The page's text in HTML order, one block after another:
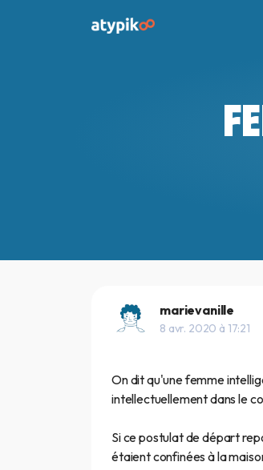
marievanille
8 avr. 2020 à 17:21
On dit qu'une femme
intellectuellement dans le
Si ce postulat de départ
étaient confinées à la